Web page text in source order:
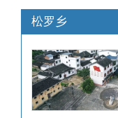
松罗乡